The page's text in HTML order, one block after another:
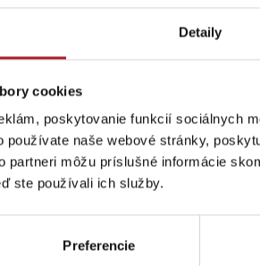
Detaily
cookies
poskytovanie funkcií sociálnych
používate naše webové stránky,
partneri môžu príslušné informácie
ste používali ich služby.
Preferencie
Pravidlá pobytu na
horách
podľa ročného obdobia